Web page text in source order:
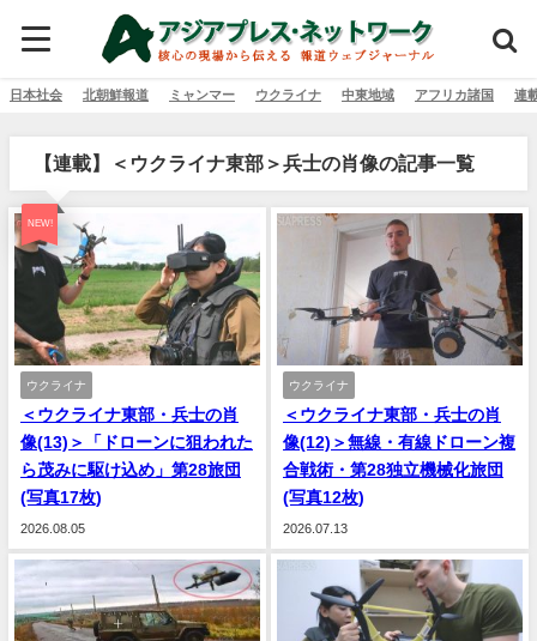
日本社会 北朝鮮報道 ミャンマー ウクライナ 中東地域 アフリカ諸国 連
【連載】＜ウクライナ東部＞兵士の肖像の記事一覧
NEW!
ウクライナ
＜ウクライナ東部・兵士の肖
像(13)＞「ドローンに狙われた
ら茂みに駆け込め」第28旅団
(写真17枚)
2026.08.05
ウクライナ
＜ウクライナ東部・兵士の肖
像(12)＞無線・有線ドローン複
合戦術・第28独立機械化旅団
(写真12枚)
2026.07.13